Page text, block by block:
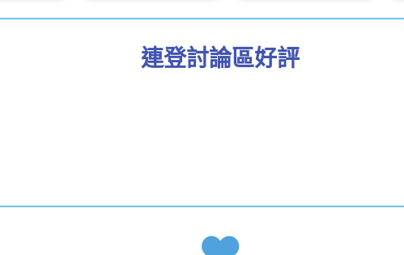
連登討論區好評